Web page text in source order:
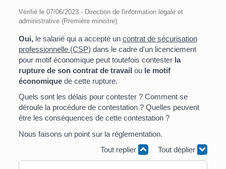
Vérifié le 07/06/2023 - Direction de l'information légale et
administrative (Première ministre)
Oui, le salarié qui a accepté un contrat de sécurisation
professionnelle (CSP) dans le cadre d'un licenciement
pour motif économique peut toutefois contester la
rupture de son contrat de travail ou le motif
économiquede cette rupture.
Quels sont les délais pour contester ? Comment se
déroule la procédure de contestation ? Quelles peuvent
être les conséquences de cette contestation ?
Nous faisons un point sur la réglementation.
Tout replier
Tout déplier